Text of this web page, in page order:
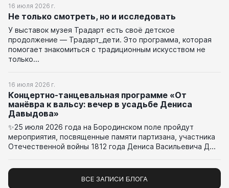
16 июля 2026 г.
Не только смотреть, но и исследовать
У выставок музея Традарт есть своё детское
продолжение — Традарт_дети. Это программа, которая
помогает знакомиться с традиционным искусством не
только...
16 июля 2026 г.
Концертно-танцевальная программе «От
манёвра к вальсу: вечер в усадьбе Дениса
Давыдова»
✨25 июля 2026 года на Бородинском поле пройдут
мероприятия, посвященные памяти партизана, участника
Отечественной войны 1812 года Дениса Васильевича Д...
ВСЕ ЗАПИСИ БЛОГА